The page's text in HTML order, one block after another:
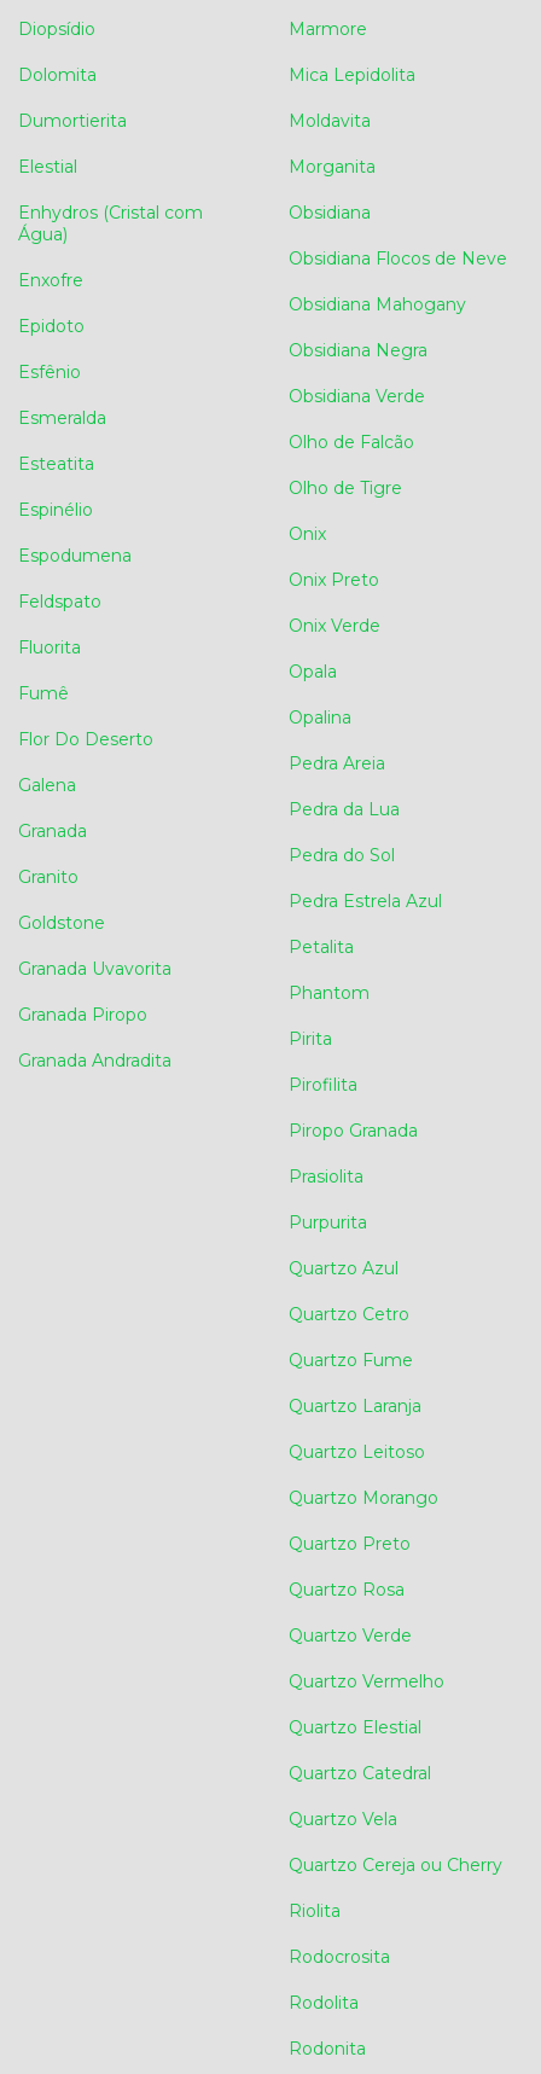
Diopsídio
Dolomita
Dumortierita
Elestial
Enhydros (Cristal com
Água)
Enxofre
Epidoto
Esfênio
Esmeralda
Esteatita
Espinélio
Espodumena
Feldspato
Fluorita
Fumê
Flor Do Deserto
Galena
Granada
Granito
Goldstone
Granada Uvavorita
Granada Piropo
Granada Andradita
Marmore
Mica Lepidolita
Moldavita
Morganita
Obsidiana
Obsidiana Flocos de Neve
Obsidiana Mahogany
Obsidiana Negra
Obsidiana Verde
Olho de Falcão
Olho de Tigre
Onix
Onix Preto
Onix Verde
Opala
Opalina
Pedra Areia
Pedra da Lua
Pedra do Sol
Pedra Estrela Azul
Petalita
Phantom
Pirita
Pirofilita
Piropo Granada
Prasiolita
Purpurita
Quartzo Azul
Quartzo Cetro
Quartzo Fume
Quartzo Laranja
Quartzo Leitoso
Quartzo Morango
Quartzo Preto
Quartzo Rosa
Quartzo Verde
Quartzo Vermelho
Quartzo Elestial
Quartzo Catedral
Quartzo Vela
Quartzo Cereja ou Cherry
Riolita
Rodocrosita
Rodolita
Rodonita